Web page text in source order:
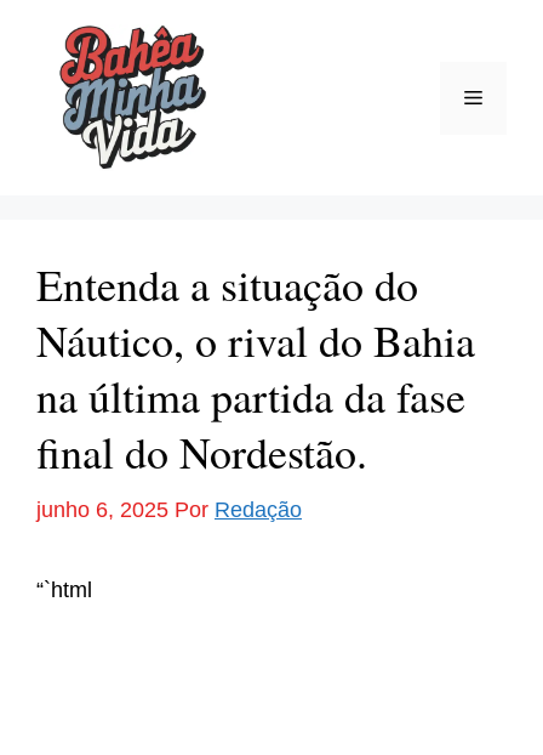
conteúdo
Menu
Entenda a situação do
Náutico, o rival do Bahia
na última partida da fase
final do Nordestão.
junho 6, 2025 Por Redação
“`html